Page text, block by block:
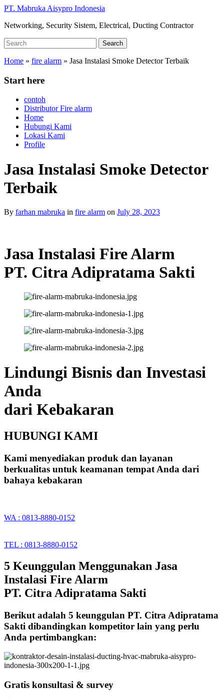
Skip
main
PT. Mabruka Aisypro Indonesia
Networking, Security Sistem, Electrical, Ducting Contractor
Search
for:
Search
Home » fire alarm » Jasa Instalasi Smoke Detector Terbaik
Start here
contoh
Distributor Fire alarm
Home
Hubungi Kami
Lokasi Kami
Profile
Jasa Instalasi Smoke Detector
Terbaik
By farhan mabruka in fire alarm on July 28, 2023
Jasa Instalasi Fire Alarm
PT. Citra Adipratama Sakti
Lindungi Bisnis dan Investasi
Anda
dari Kebakaran
HUBUNGI KAMI
Kami menyediakan produk dan layanan
berkualitas untuk keamanan tempat Anda dari
bahaya kebakaran
WA : 0813-8880-0152
TEL : 0813-8880-0152
5 Keunggulan Menggunakan Jasa
Instalasi Fire Alarm
PT. Citra Adipratama Sakti
Berikut adalah 5 keunggulan PT. Citra Adipratama
Sakti dibandingkan kompetitor lain yang perlu
Anda pertimbangkan:
Gratis konsultasi & survey